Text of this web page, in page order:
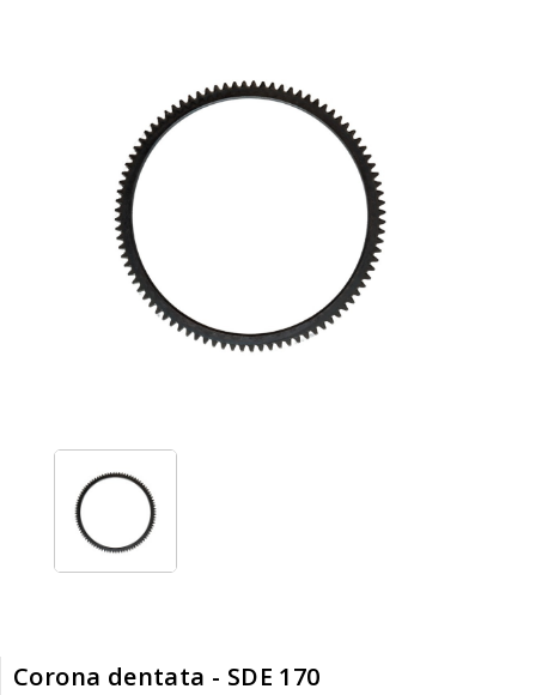
Corona dentata - SDE 170